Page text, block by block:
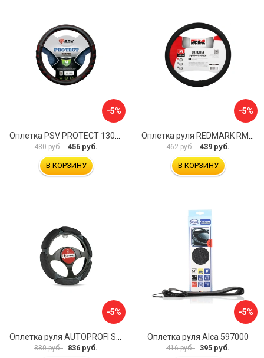
-5%
Оплетка PSV PROTECT 130503
480 руб. 456 руб.
В КОРЗИНУ
-5%
Оплетка руля REDMARK RM78002
462 руб. 439 руб.
В КОРЗИНУ
-5%
880 руб. 836 руб.
-5%
Оплетка руля Alca 597000
416 руб. 395 руб.